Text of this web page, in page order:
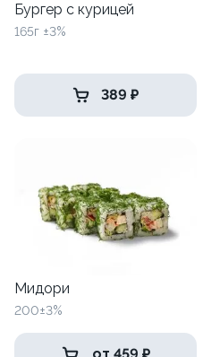
Бургер с курицей
165г ±3%
389 ₽
Мидори
200±3%